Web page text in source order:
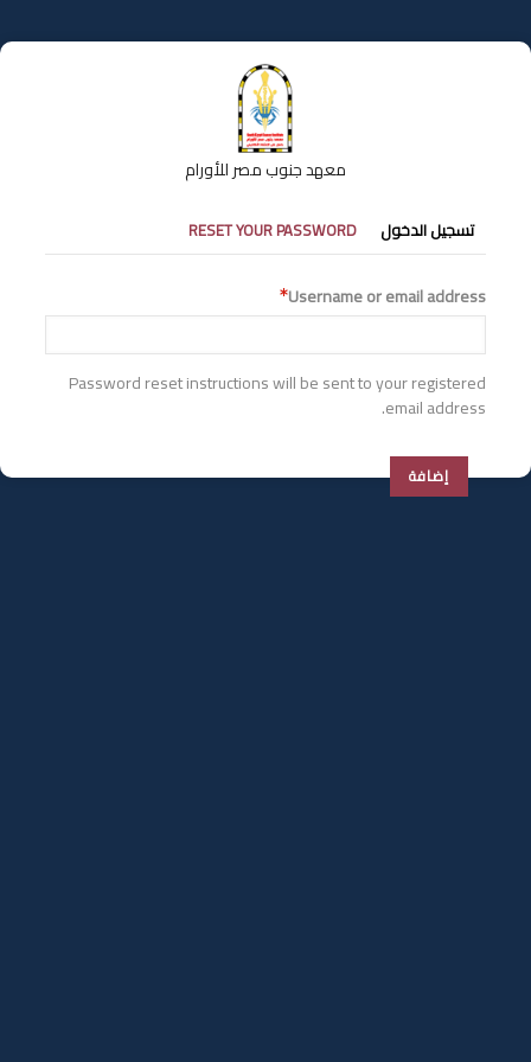
إلى
المحتوى
معهد جنوب مصر للأورام
التبويبات
الأساسية
تسجيل الدخول RESET YOUR PASSWORD
Username or email address
Password reset instructions will be sent to your registered
email address.